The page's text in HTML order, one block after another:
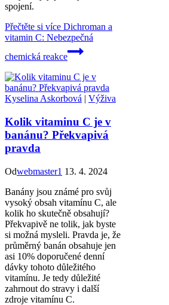
spojení.
Přečtěte si více Dichroman a
vitamin C: Nebezpečná
chemická reakce
Kyselina Askorbová | Výživa
Kolik vitaminu C je v
banánu? Překvapivá
pravda
Odwebmaster1 13. 4. 2024
Banány jsou známé pro svůj
vysoký obsah vitamínu C, ale
kolik ho skutečně obsahují?
Překvapivě ne tolik, jak byste
si možná mysleli. Pravda je, že
průměrný banán obsahuje jen
asi 10% doporučené denní
dávky tohoto důležitého
vitamínu. Je tedy důležité
zahrnout do stravy i další
zdroje vitamínu C.